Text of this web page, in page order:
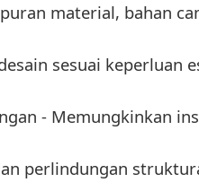
material, bahan
sesuai keperluan
- Memungkinkan
perlindungan